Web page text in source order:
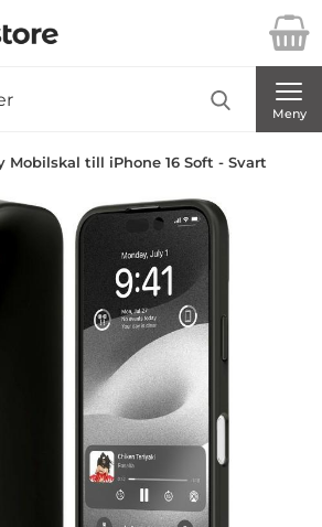
för Danira Telecom AB
Meny
Mobilskal till iPhone 16 Soft - Svart